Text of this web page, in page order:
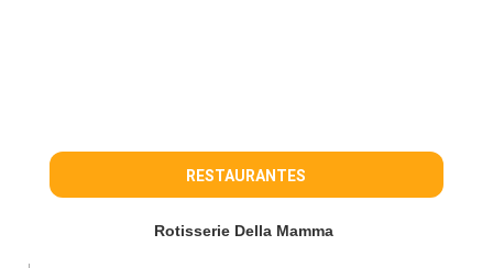
RESTAURANTES
Rotisserie Della Mamma